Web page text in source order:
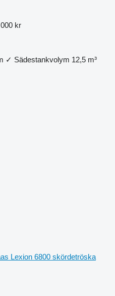
kr
✓ Sädestankvolym 12,5 m³
Lexion 6800 skördetröska